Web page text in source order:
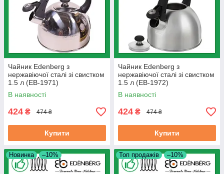
Чайник Edenberg з
нержавіючої сталі зі свистком
1.5 л (EB-1971)
В наявності
424 ₴ 474 ₴
Купити
Чайник Edenberg з
нержавіючої сталі зі свистком
1.5 л (EB-1972)
В наявності
424 ₴ 474 ₴
Купити
Новинка –10% Топ продажів –10%